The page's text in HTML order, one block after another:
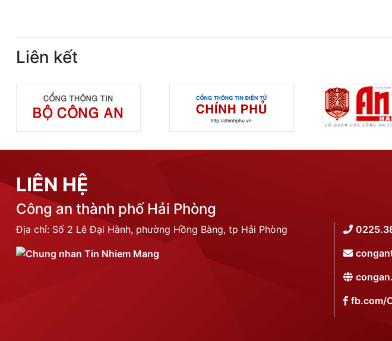
Liên kết
LIÊN HỆ
Công an thành phố Hải Phòng
Địa chỉ: Số 2 Lê Đại Hành, phường Hồng Bàng, tp Hải Phòng
fb.com/